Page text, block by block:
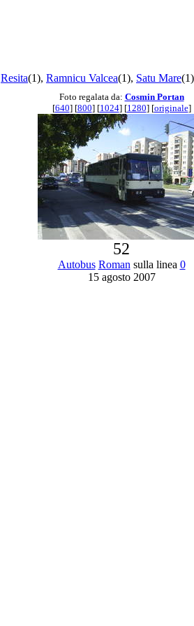
Resita(1), Ramnicu Valcea(1), Satu Mare
Foto regalata da: Cosmin Portan
[640] [800] [1024] [1280] [originale]
52
Autobus Roman sulla linea 0
15 agosto 2007